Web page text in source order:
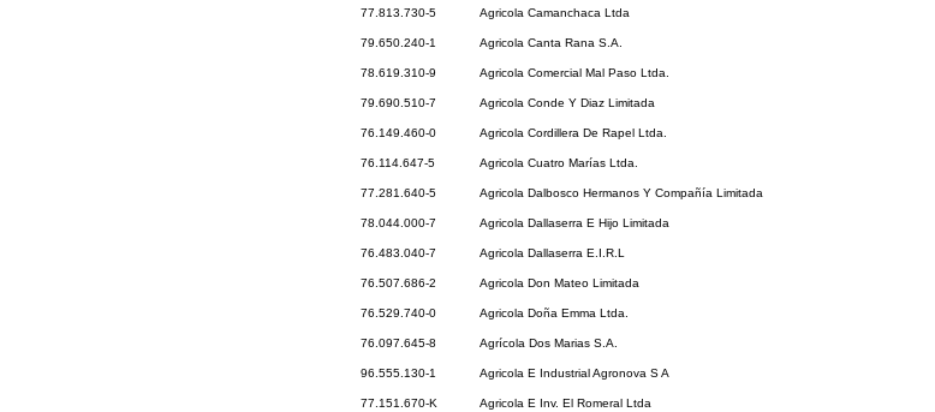
77.813.730-5 Agricola Camanchaca Ltda
79.650.240-1 Agricola Canta Rana S.A.
78.619.310-9 Agricola Comercial Mal Paso Ltda.
79.690.510-7 Agricola Conde Y Diaz Limitada
76.149.460-0 Agricola Cordillera De Rapel Ltda.
76.114.647-5 Agricola Cuatro Marías Ltda.
77.281.640-5 Agricola Dalbosco Hermanos Y Compañía Limitada
78.044.000-7 Agricola Dallaserra E Hijo Limitada
76.483.040-7 Agricola Dallaserra E.I.R.L
76.507.686-2 Agricola Don Mateo Limitada
76.529.740-0 Agricola Doña Emma Ltda.
76.097.645-8 Agrícola Dos Marias S.A.
96.555.130-1 Agricola E Industrial Agronova S A
77.151.670-K Agricola E Inv. El Romeral Ltda